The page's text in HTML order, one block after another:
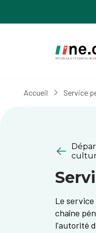
Accueil Service
​​​​​​​​​Le
chaîne
l'autorité